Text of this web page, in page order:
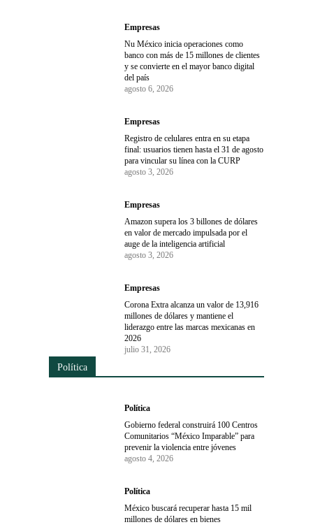
Empresas
Nu México inicia operaciones como
banco con más de 15 millones de clientes
y se convierte en el mayor banco digital
del país
agosto 6, 2026
Empresas
Registro de celulares entra en su etapa
final: usuarios tienen hasta el 31 de agosto
para vincular su línea con la CURP
agosto 3, 2026
Empresas
Amazon supera los 3 billones de dólares
en valor de mercado impulsada por el
auge de la inteligencia artificial
agosto 3, 2026
Empresas
Corona Extra alcanza un valor de 13,916
millones de dólares y mantiene el
liderazgo entre las marcas mexicanas en
2026
julio 31, 2026
Política
Política
Gobierno federal construirá 100 Centros
Comunitarios “México Imparable” para
prevenir la violencia entre jóvenes
agosto 4, 2026
Política
México buscará recuperar hasta 15 mil
millones de dólares en bienes